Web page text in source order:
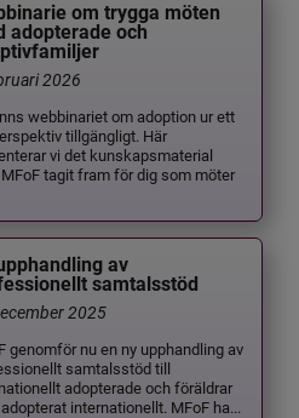
om trygga möten
adopterade och
2026
webbinariet om adoption ur ett
tillgängligt. Här
vi det kunskapsmaterial
tagit fram för dig som möter
av
samtalsstöd
2025
genomför nu en ny upphandling av
samtalsstöd till
adopterade och föräldrar
internationellt. MFoF ha...